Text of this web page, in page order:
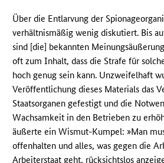
Über die Entlarvung der
verhältnismäßig wenig diskutiert. Bis
sind [die] bekannten
oft zum Inhalt, dass die Strafe für
hoch genug sein kann. Unzweifelhaft
Veröffentlichung dieses Materials das
Staatsorganen gefestigt und die
Wachsamkeit in den Betrieben zu
äußerte ein Wismut-Kumpel: »Man
offenhalten und alles, was gegen die
Arbeiterstaat geht, rücksichtslos